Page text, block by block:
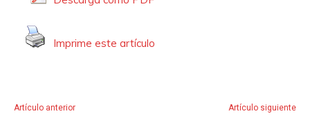
Imprime este artículo
Artículo anterior Artículo siguiente